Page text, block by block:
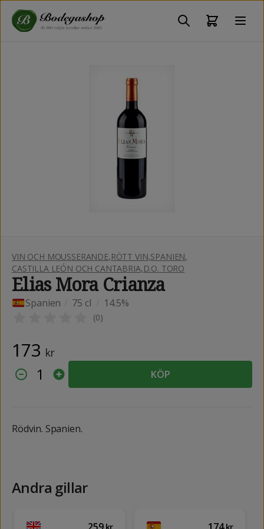
VIN OCH MOUSSERANDE,RÖTT VIN,SPANIEN,
CASTILLA LEÓN OCH CANTABRIA,D.O. TORO
Elias Mora Crianza
Spanien 75 cl 14.5%
(0)
173 kr
1 KÖP
Rödvin. Spanien.
Andra gillar